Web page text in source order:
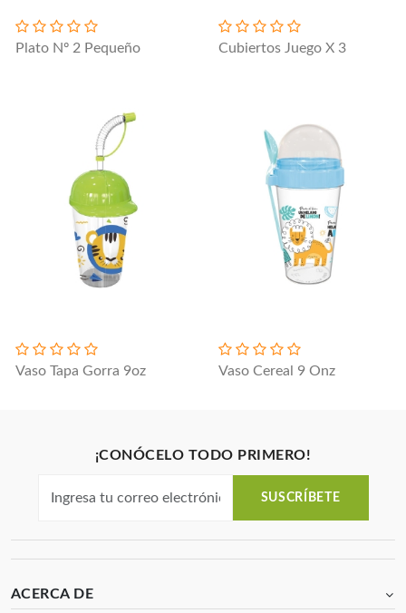
Plato Nº 2 Pequeño Cubiertos Juego X 3
Vaso Tapa Gorra 9oz Vaso Cereal 9 Onz
¡CONÓCELO TODO PRIMERO!
SUSCRÍBETE
ACERCA DE